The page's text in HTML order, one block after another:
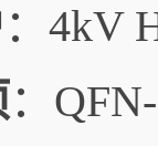
4kV
：